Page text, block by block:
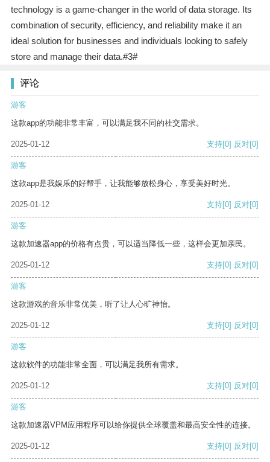
technology is a game-changer in the world of data storage. Its
combination of security, efficiency, and reliability make it an
ideal solution for businesses and individuals looking to safely
store and manage their data.#3#
评论
游客
这款app的功能非常丰富，可以满足我不同的社交需求。
2025-01-12 支持[0] 反对[0]
游客
这款app是我娱乐的好帮手，让我能够放松身心，享受美好时光。
2025-01-12 支持[0] 反对[0]
游客
这款加速器app的价格有点贵，可以适当降低一些，这样会更加亲民。
2025-01-12 支持[0] 反对[0]
游客
这款游戏的音乐非常优美，听了让人心旷神怡。
2025-01-12 支持[0] 反对[0]
游客
这款软件的功能非常全面，可以满足我所有需求。
2025-01-12 支持[0] 反对[0]
游客
这款加速器VPM应用程序可以给你提供全球覆盖和最高安全性的连接。
2025-01-12 支持[0] 反对[0]